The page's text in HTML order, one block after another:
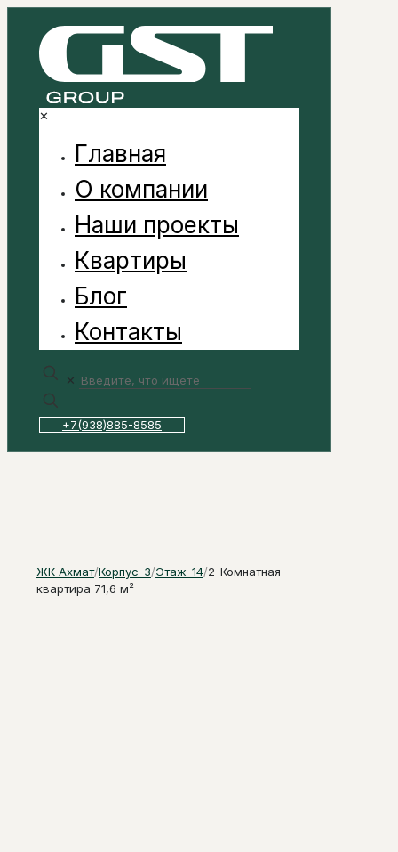
✕
Главная
О компании
Наши проекты
Квартиры
Блог
Контакты
✕
+7(938)885-8585
ЖК Ахмат/Корпус-3/Этаж-14/2-Комнатная
квартира 71,6 м²